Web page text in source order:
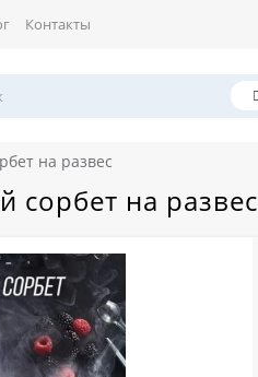
Контакты
на развес
сорбет на развес